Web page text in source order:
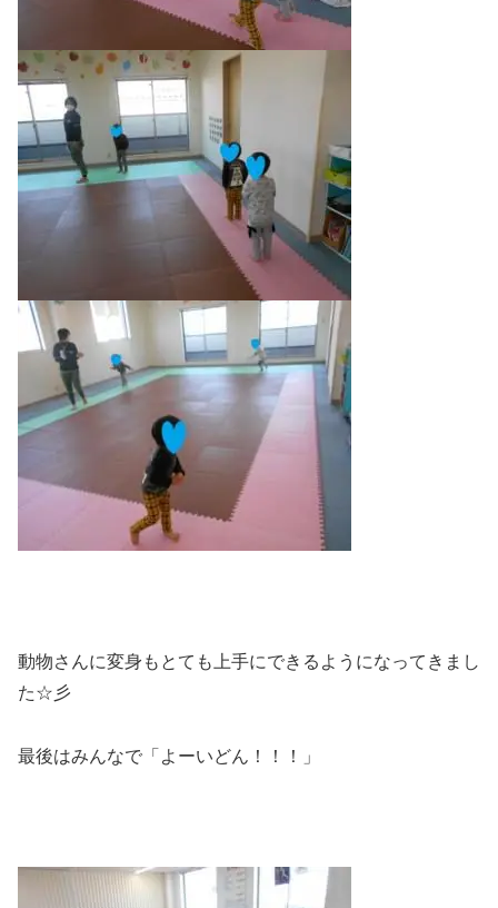
動物さんに変身もとても上手にできるようになってきまし
た☆彡
最後はみんなで「よーいどん！！！」